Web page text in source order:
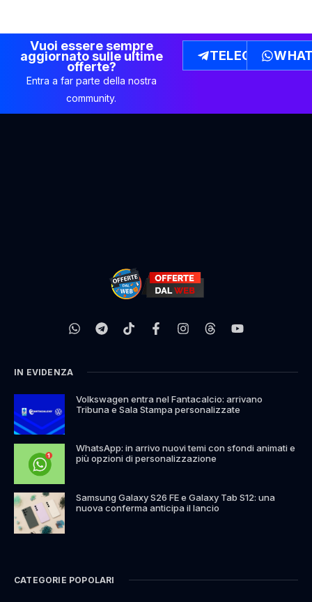
Vuoi essere sempre
aggiornato sulle ultime
offerte?
Entra a far parte della nostra
community.
TELEGRAM
IN EVIDENZA
Volkswagen entra nel Fantacalcio: arrivano
Tribuna e Sala Stampa personalizzate
WhatsApp: in arrivo nuovi temi con sfondi animati e
più opzioni di personalizzazione
Samsung Galaxy S26 FE e Galaxy Tab S12: una
nuova conferma anticipa il lancio
CATEGORIE POPOLARI